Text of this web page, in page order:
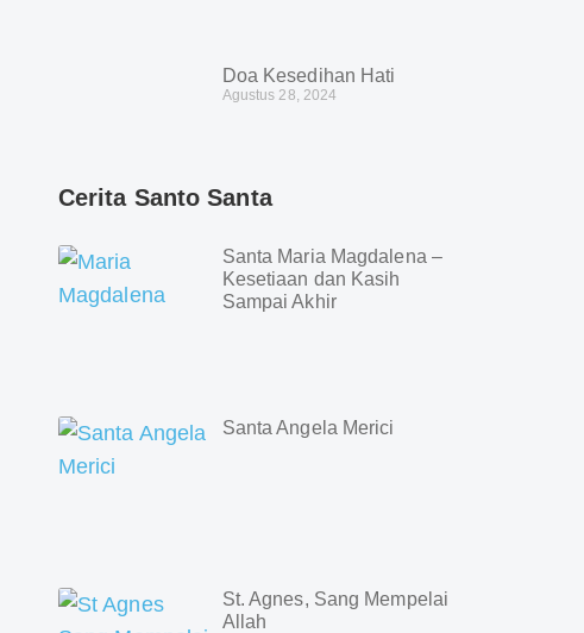
Doa Kesedihan Hati
Agustus 28, 2024
Cerita Santo Santa
Santa Maria Magdalena –
Kesetiaan dan Kasih
Sampai Akhir
Santa Angela Merici
St. Agnes, Sang Mempelai
Allah